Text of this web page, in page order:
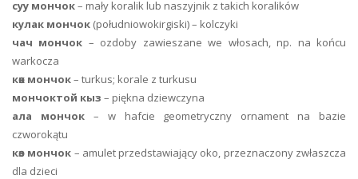
суу мончок– mały koralik lub naszyjnik z takich koralików
кулак мончок (południowokirgiski) – kolczyki
чач мончок – ozdoby zawieszane we włosach, np. na końcu
warkocza
көк мончок– turkus; korale z turkusu
мончоктой кыз – piękna dziewczyna
ала мончок– w hafcie geometryczny ornament na bazie
czworokątu
көз мончок – amulet przedstawiający oko, przeznaczony zwłaszcza
dla dzieci